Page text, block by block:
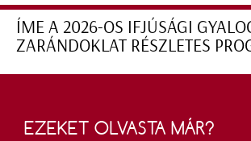
ÍME A 2026-OS IFJÚSÁGI
ZARÁNDOKLAT RÉSZLETES
EZEKET OLVASTA MÁR?